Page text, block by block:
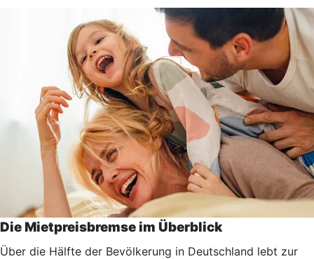
Die Mietpreisbremse im Überblick
Über die Hälfte der Bevölkerung in Deutschland lebt zur